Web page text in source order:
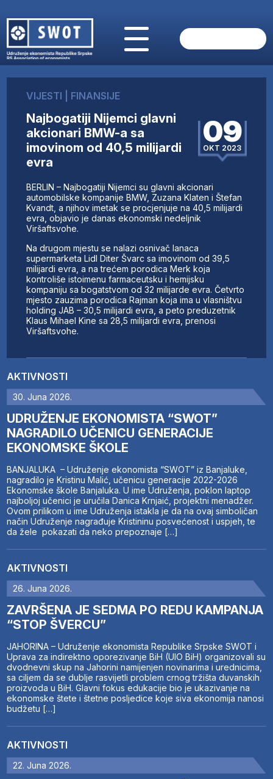
O NAMA
AKTUELNO
ANALIZE
KOMPANIJE
FINANSIJE
IZ STRANIH MEDIJA
AKTIVNOSTI
SWOT INTERVJU
UČLANI SE
KONTAKT
AKTIVNOSTI
30. Juna 2026.
UDRUŽENJE EKONOMISTA “SWOT”
NAGRADILO UČENICU GENERACIJE
EKONOMSKE ŠKOLE
BANJALUKA – Udruženje ekonomista “SWOT” iz Banjaluke,
nagradilo je Kristinu Malić, učenicu generacije 2022-2026
Ekonomske škole Banjaluka. U ime Udruženja, poklon laptop
najboljoj učenici je uručila Danica Krnjaić, projektni menadžer.
Ovom prilikom u ime Udruženja istakla je da na ovaj simboličan
način Udruženje nagrađuje Kristininu posvećenost i uspjeh, te
da žele pokazati da neko prepoznaje […]
AKTIVNOSTI
26. Juna 2026.
ZAVRŠENA JE SEDMA PO REDU KAMPANJA
“STOP ŠVERCU”
JAHORINA – Udruženje ekonomista Republike Srpske SWOT i
Uprava za indirektno oporezivanje BiH (UIO BiH) organizovali su
dvodnevni skup na Jahorini namijenjen novinarima i urednicima,
sa ciljem da se dublje rasvijetli problem crnog tržišta duvanskih
proizvoda u BiH. Glavni fokus edukacije bio je ukazivanje na
ekonomske štete i štetne posljedice koje siva ekonomija nanosi
budžetu […]
AKTIVNOSTI
22. Juna 2026.
VIJESTI FINANSIJE
Najbogatiji Nijemci glavni
akcionari BMW-a sa
imovinom od 40,5 milijardi
evra
09
OKT 2023
BERLIN – Najbogatiji Nijemci su glavni akcionari
automobilske kompanije BMW, Zuzana Klaten i Štefan
Kvandt, a njihov imetak se procjenjuje na 40,5 milijardi
evra, objavio je danas ekonomski nedeljnik
Viršaftsvohe.
Na drugom mjestu se nalazi osnivač lanaca
supermarketa Lidl Diter Švarc sa imovinom od 39,5
milijardi evra, a na trećem porodica Merk koja
kontroliše istoimenu farmaceutsku i hemijsku
kompaniju sa bogatstvom od 32 milijarde evra. Četvrto
mjesto zauzima porodica Rajman koja ima u vlasništvu
holding JAB – 30,5 milijardi evra, a peto preduzetnik
Klaus Mihael Kine sa 28,5 milijardi evra, prenosi
Viršaftsvohe.